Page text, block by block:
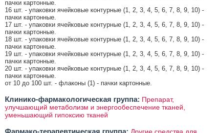
пачки картонные.
16 шт. - упаковки ячейковые контурные (1, 2, 3, 4, 5, 6, 7, 8, 9, 10) -
пачки картонные.
17 шт. - упаковки ячейковые контурные (1, 2, 3, 4, 5, 6, 7, 8, 9, 10) -
пачки картонные.
18 шт. - упаковки ячейковые контурные (1, 2, 3, 4, 5, 6, 7, 8, 9, 10) -
пачки картонные.
19 шт. - упаковки ячейковые контурные (1, 2, 3, 4, 5, 6, 7, 8, 9, 10) -
пачки картонные.
20 шт. - упаковки ячейковые контурные (1, 2, 3, 4, 5, 6, 7, 8, 9, 10) -
пачки картонные.
от 10 до 100 шт. - флаконы (1) - пачки картонные.
Клинико-фармакологическая группа: Препарат,
улучшающий метаболизм и энергообеспечение тканей,
уменьшающий гипоксию тканей
Фармако-терапевтическая группа: